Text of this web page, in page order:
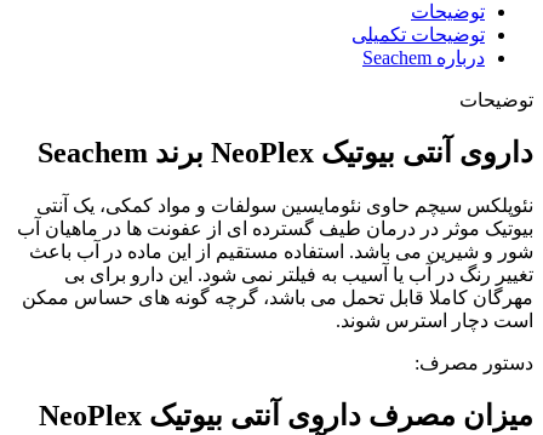
توضیحات
توضیحات تکمیلی
درباره Seachem
توضیحات
داروی آنتی بیوتیک NeoPlex برند Seachem
نئوپلکس سیچم حاوی نئومایسین سولفات و مواد کمکی، یک آنتی
بیوتیک موثر در درمان طیف گسترده ای از عفونت ها در ماهیان آب
شور و شیرین می باشد. استفاده مستقیم از این ماده در آب باعث
تغییر رنگ در آب یا آسیب به فیلتر نمی شود. این دارو برای بی
مهرگان کاملا قابل تحمل می باشد، گرچه گونه های حساس ممکن
است دچار استرس شوند.
دستور مصرف:
میزان مصرف داروی آنتی بیوتیک NeoPlex